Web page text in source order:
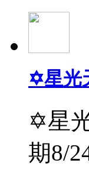
✡星光
✡星
期8/